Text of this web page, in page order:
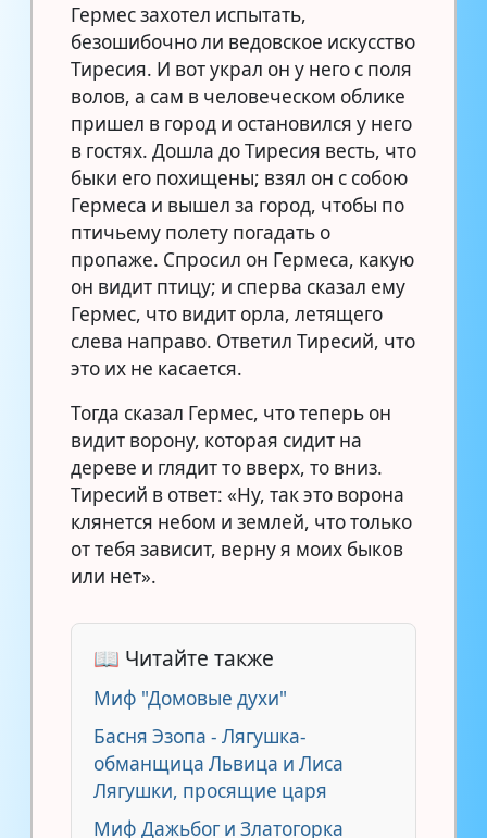
Гермес захотел испытать,
безошибочно ли ведовское искусство
Тиресия. И вот украл он у него с поля
волов, а сам в человеческом облике
пришел в город и остановился у него
в гостях. Дошла до Тиресия весть, что
быки его похищены; взял он с собою
Гермеса и вышел за город, чтобы по
птичьему полету погадать о
пропаже. Спросил он Гермеса, какую
он видит птицу; и сперва сказал ему
Гермес, что видит орла, летящего
слева направо. Ответил Тиресий, что
это их не касается.
Тогда сказал Гермес, что теперь он
видит ворону, которая сидит на
дереве и глядит то вверх, то вниз.
Тиресий в ответ: «Ну, так это ворона
клянется небом и землей, что только
от тебя зависит, верну я моих быков
или нет».
📖 Читайте также
Миф "Домовые духи"
Басня Эзопа - Лягушка-
обманщица Львица и Лиса
Лягушки, просящие царя
Миф Дажьбог и Златогорка